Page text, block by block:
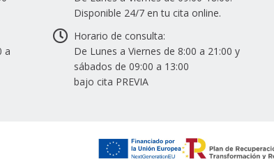
a
Disponible 24/7 en tu cita online.
Horario de consulta:
De Lunes a Viernes de 8:00 a 21:00 y
sábados de 09:00 a 13:00
bajo cita PREVIA